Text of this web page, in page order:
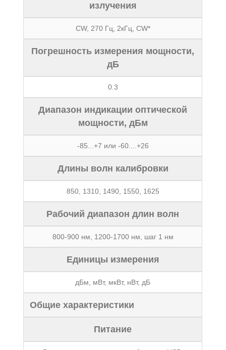
излучения
CW, 270 Гц, 2кГц, CW*
Погрешность измерения мощности,
дБ
0.3
Диапазон индикации оптической
мощности, дБм
-85...+7 или -60....+26
Длины волн калибровки
850, 1310, 1490, 1550, 1625
Рабочий диапазон длин волн
800-900 нм, 1200-1700 нм, шаг 1 нм
Единицы измерения
дБм, мВт, мкВт, нВт, дБ
Общие характеристики
Питание